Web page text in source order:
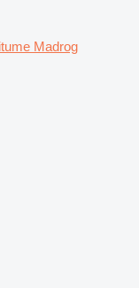
Madrog